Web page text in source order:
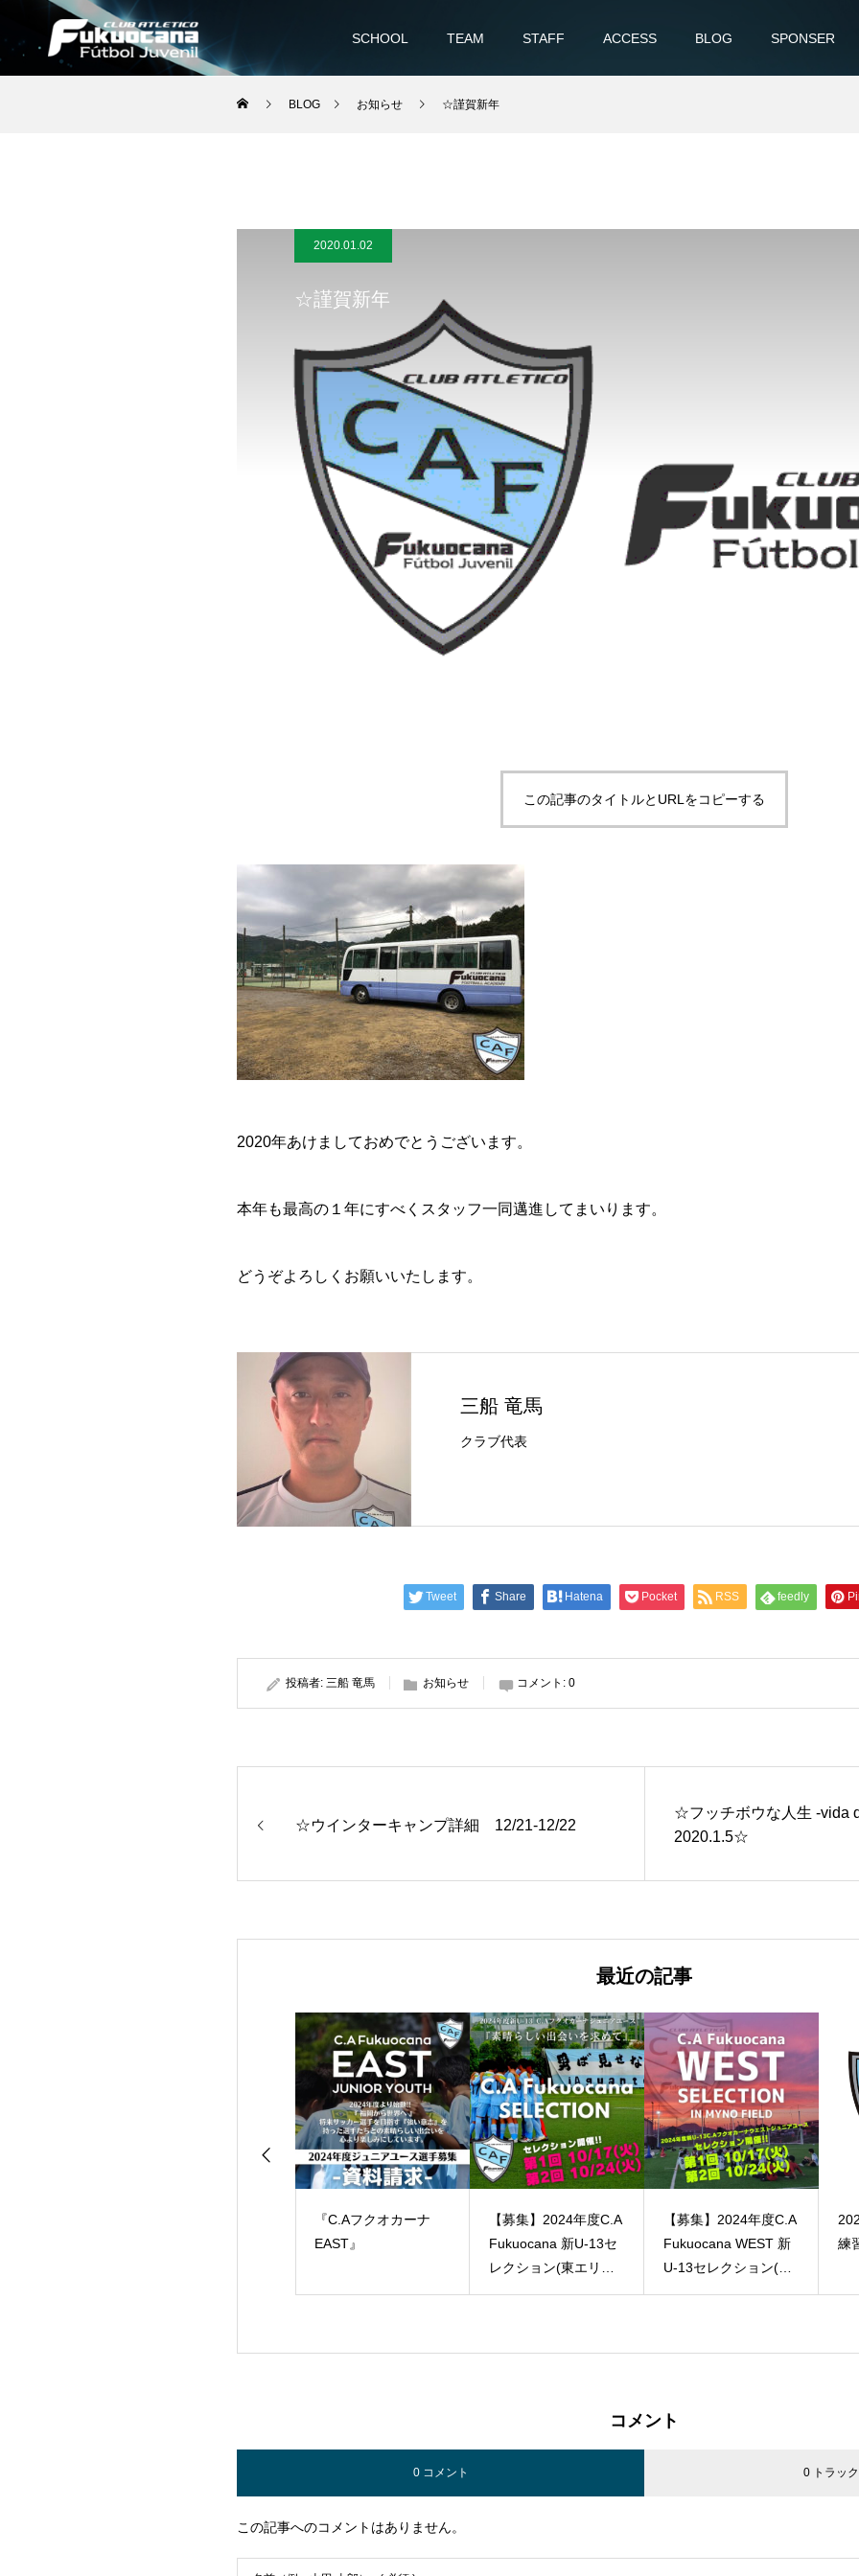
SCHOOL TEAM STAFF ACCESS BLOG SPONSER
BLOG お知らせ ☆謹賀新年
2020.01.02
☆謹賀新年
この記事のタイトルとURLをコピーする
2020年あけましておめでとうございます。
本年も最高の１年にすべくスタッフ一同邁進してまいります。
どうぞよろしくお願いいたします。
三船 竜馬
クラブ代表
Tweet Share Hatena Pocket RSS feedly
投稿者: 三船 竜馬 お知らせ コメント: 0
☆ウインターキャンプ詳細 12/21-12/22
☆フッチボウな人生 -vida
2020.1.5☆
最近の記事
【募集】2024年度C.A
Fukuocana 新U-13セ
のご案内
【募集】2024年度C.A
Fukuocana WEST 新
U-13セレクション(西
エリア)のご案内
2024年度 新U13
練習会日程
【
案
コメント
0 コメント 0 トラッ
この記事へのコメントはありません。